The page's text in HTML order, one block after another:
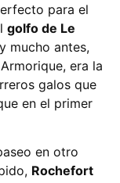
para el
golfo de Le
mucho antes,
era la
galos que
en el primer
en otro
Rochefort